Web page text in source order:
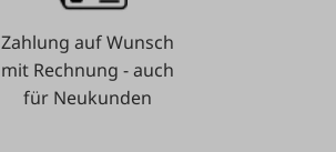
Zahlung auf Wunsch
mit Rechnung - auch
für Neukunden